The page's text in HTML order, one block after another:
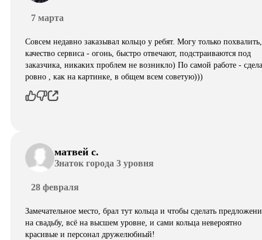
7 марта
Совсем недавно заказывал кольцо у ребят. Могу только похвалить,
качество сервиса - огонь, быстро отвечают, подстраиваются под
заказчика, никаких проблем не возникло) По самой работе -
ровно , как на картинке, в общем всем советую)))
матвей с.
Знаток города 3 уровня
28 февраля
Замечательное место, брал тут кольца и чтобы сделать
на свадьбу, всё на высшем уровне, и сами кольца невероятно
красивые и персонал дружелюбный!